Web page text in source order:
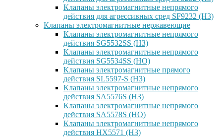
Клапаны электромагнитные непрямого
действия для агрессивных сред SF9232 (H3)
Клапаны электромагнитные нержавеющие
Клапаны электромагнитные непрямого
действия SG5532SS (НЗ)
Клапаны электромагнитные непрямого
действия SG5534SS (НО)
Клапаны электромагнитные прямого
действия SL5597-S (НЗ)
Клапаны электромагнитные непрямого
действия SA5576S (НЗ)
Клапаны электромагнитные непрямого
действия SA5578S (НО)
Клапаны электромагнитные непрямого
действия HX5571 (НЗ)